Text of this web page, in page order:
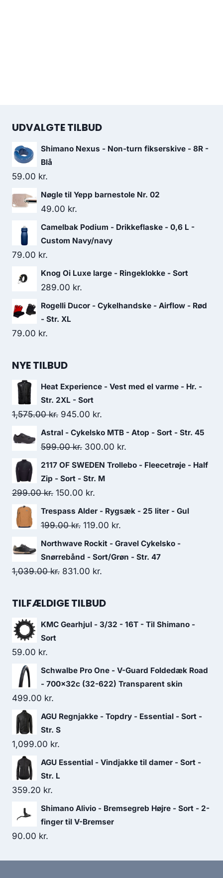
UDVALGTE TILBUD
Shimano Nexus - Non-turn fikserskive - 8R -
Blå
59.00 kr.
Nøgle til Yepp barnestole Nr. 02
49.00 kr.
Camelbak Podium - Drikkeflaske - 0,6 L -
Custom Navy/navy
79.00 kr.
Knog Oi Luxe large - Ringeklokke - Sort
289.00 kr.
Rogelli Ducor - Cykelhandske - Airflow - Rød
- Str. XL
79.00 kr.
NYE TILBUD
Heat Experience - Vest med el varme - Hr. -
Str. 2XL - Sort
1,575.00kr. Original
price
was:
945.00 kr.
price
is:
Astral - Cykelsko MTB - Atop - Sort - Str. 45
599.00kr. Original
price
was:
599.00 kr..
300.00 kr.
price
2117 OF SWEDEN Trollebo - Fleecetrøje - Half
Zip - Sort - Str. M
299.00kr. Original
price
was:
150.00 kr.
price
is:
Trespass Alder - Rygsæk - 25 liter - Gul
199.00kr. Original
price
was:
199.00 kr..
119.00 kr.
price
is:
Northwave Rockit - Gravel Cykelsko -
Snørrebånd - Sort/Grøn - Str. 47
1,039.00kr. Original
was:
831.00 kr.
is:
TILFÆLDIGE TILBUD
KMC Gearhjul - 3/32 - 16T - Til Shimano -
Sort
59.00 kr.
Schwalbe Pro One - V-Guard Foldedæk Road
- 700x32c (32-622) Transparent skin
499.00 kr.
AGU Regnjakke - Topdry - Essential - Sort -
Str. S
1,099.00 kr.
AGU Essential - Vindjakke til damer - Sort -
Str. L
359.20 kr.
Shimano Alivio - Bremsegreb Højre - Sort - 2-
finger til V-Bremser
90.00 kr.